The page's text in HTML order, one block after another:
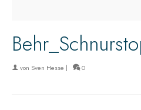
von Sven Hesse | 0